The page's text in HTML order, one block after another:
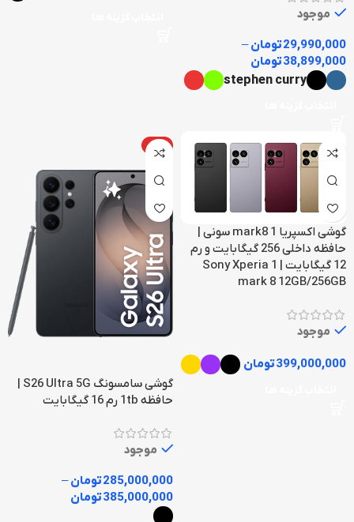
موجود
29,990,000تومان–
38,899,000تومان
stephen curry
گوشی اکسپریا 1 mark8 سونی |
حافظه داخلی 256 گیگابایت و رم
12 گیگابایت | Sony Xperia 1
mark 8 12GB/256GB
موجود
399,000,000تومان
داغ
گوشی سامسونگ S26 Ultra 5G |
حافظه 1tb رم 16 گیگابایت
موجود
285,000,000تومان–
385,000,000تومان